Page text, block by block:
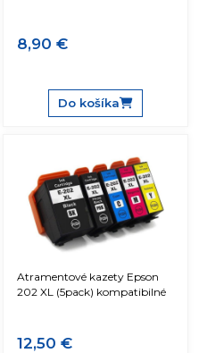
8,90 €
Do košíka
Atramentové kazety Epson
202 XL (5pack) kompatibilné
12,50 €